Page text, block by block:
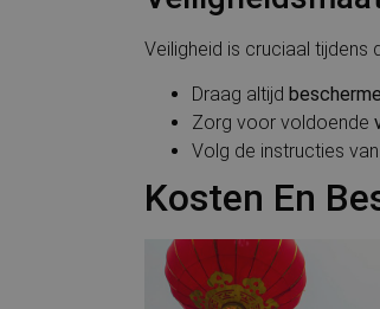
Veiligheid is cruciaal tijdens
Draag altijd
Zorg voor voldoende
Volg de instructies
Kosten En